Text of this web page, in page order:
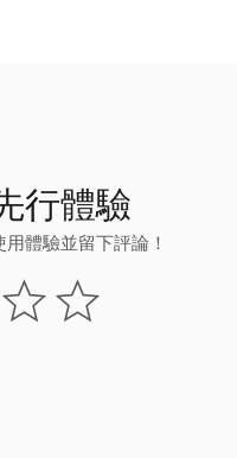
行體驗
體驗並留下評論！